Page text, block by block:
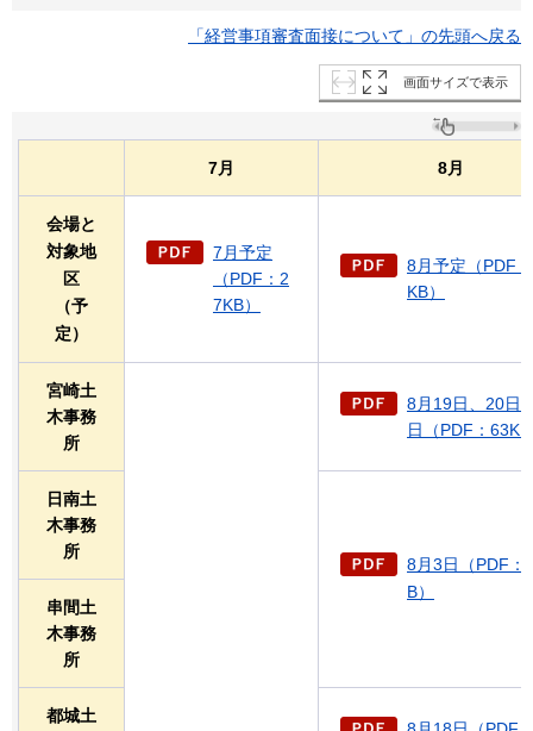
「経営事項審査面接について」の先頭へ戻る
画面サイズで表示
7月 8月
会場と
対象地
区
（予
定）
7月予定
（PDF：2
7KB）
8月予定（PDF
KB）
宮崎土
木事務
所
8月19日、20日
日（PDF：
日南土
木事務
所
8月3日（PDF：
B）
串間土
木事務
所
都城土